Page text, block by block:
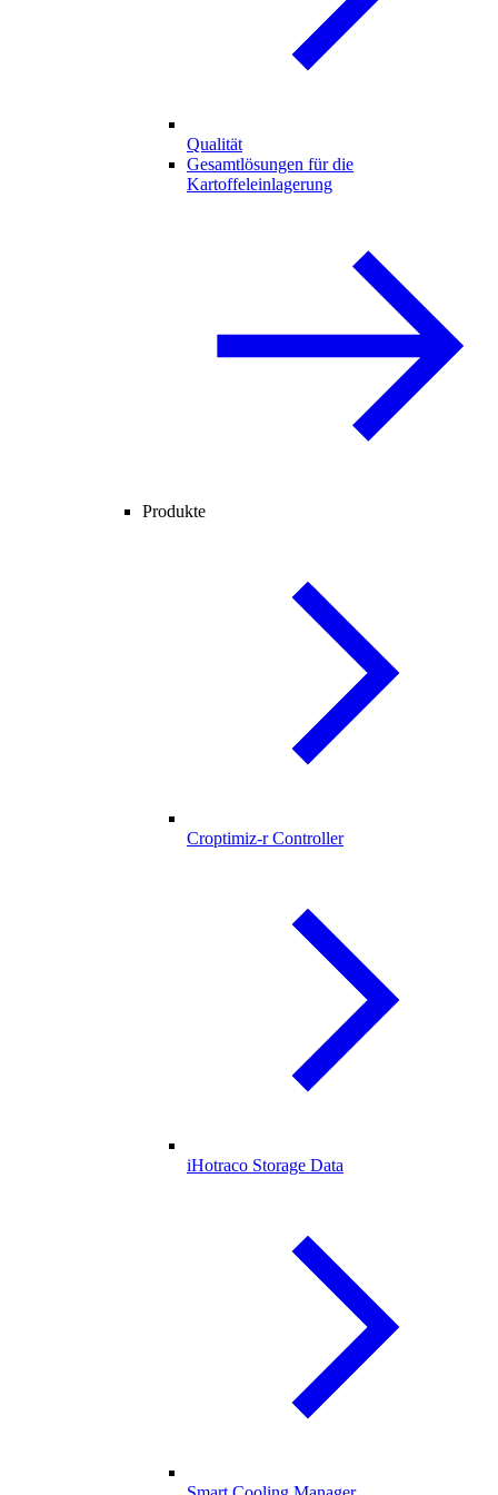
Qualität
Gesamtlösungen für die
Kartoffeleinlagerung
Produkte
Croptimiz-r Controller
iHotraco Storage Data